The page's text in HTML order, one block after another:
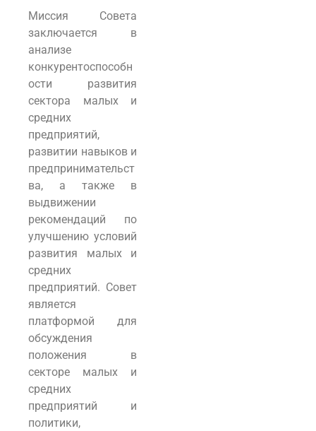
Миссия Совета
заключается в
анализе
конкурентоспособн
ости развития
сектора малых и
средних
предприятий,
развитии навыков и
предпринимательст
ва, а также в
выдвижении
рекомендаций по
улучшению условий
развития малых и
средних
предприятий. Совет
является
платформой для
обсуждения
положения в
секторе малых и
средних
предприятий и
политики,